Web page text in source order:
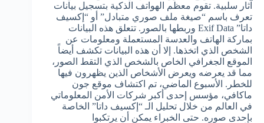
آثار سلبية. تقوم معظم الهواتف الذكية بتسجيل بيانات
تعرف باسم “صيغة ملف صوري متبادل” أو “إكسيف
داتا” Exif Data وربطها بالصور. تتعلق هذه البيانات
بماركة الهاتف والعدسة المستعملة ومعلومات عن
الشخص الذي اتخذها. إلا أن هذه البيانات تكشف أيضاً
الموقع الجغرافي الخاص بالشخص الذي التقط الصور،
مما قد يعرضه ويعرض الأشخاص الذين يظهرون فيها
للخطر. الأسبوع الماضي، تم اكتشاف موقع جون
ماكافي، مؤسس إحدى أكبر شركات الأمن المعلوماتي
في العالم من خلال تحليل الـ “إكسيف داتا” الخاصة
بإحدى صوره. حتى الخبراء يمكن أن يرتكبوا